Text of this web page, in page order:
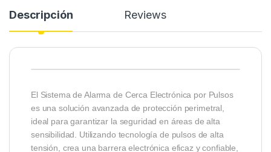
Descripción Reviews
El Sistema de Alarma de Cerca Electrónica por Pulsos
es una solución avanzada de protección perimetral,
ideal para garantizar la seguridad en áreas de alta
sensibilidad. Utilizando tecnología de pulsos de alta
tensión, crea una barrera electrónica eficaz y confiable,